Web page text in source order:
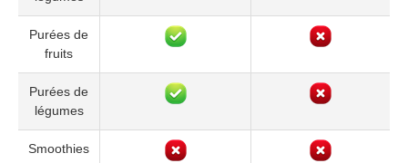
Purées de
fruits
Purées de
légumes
Smoothies